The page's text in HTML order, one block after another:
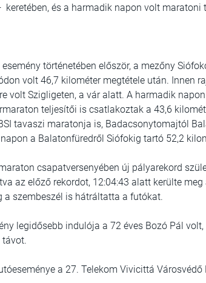
és a harmadik napon volt maratoni
történetében először, a mezőny
volt 46,7 kilométer megtétele után. Innen
volt Szigligeten, a vár alatt. A harmadik
teljesítői is csatlakoztak a 43,6
tavaszi maratonja is, Badacsonytomajtól
a Balatonfüredről Siófokig tartó 52,2
csapatversenyében új pályarekord
az előző rekordot, 12:04:43 alatt kerülte
a szembeszél is hátráltatta a futókat.
legidősebb indulója a 72 éves Bozó Pál
távot.
a 27. Telekom Vivicittá